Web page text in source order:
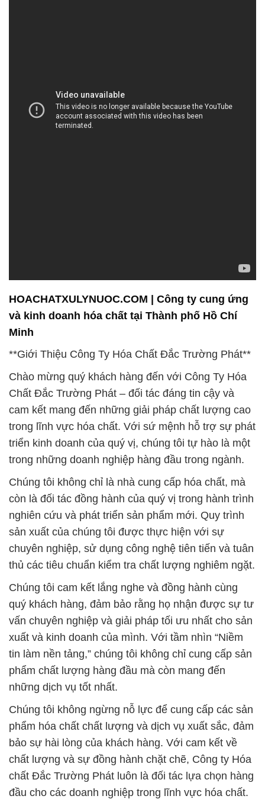
HOACHATXULYNUOC.COM | Công ty cung ứng
và kinh doanh hóa chất tại Thành phố Hồ Chí
Minh
**Giới Thiệu Công Ty Hóa Chất Đắc Trường Phát**
Chào mừng quý khách hàng đến với Công Ty Hóa
Chất Đắc Trường Phát – đối tác đáng tin cậy và
cam kết mang đến những giải pháp chất lượng cao
trong lĩnh vực hóa chất. Với sứ mệnh hỗ trợ sự phát
triển kinh doanh của quý vị, chúng tôi tự hào là một
trong những doanh nghiệp hàng đầu trong ngành.
Chúng tôi không chỉ là nhà cung cấp hóa chất, mà
còn là đối tác đồng hành của quý vị trong hành trình
nghiên cứu và phát triển sản phẩm mới. Quy trình
sản xuất của chúng tôi được thực hiện với sự
chuyên nghiệp, sử dụng công nghệ tiên tiến và tuân
thủ các tiêu chuẩn kiểm tra chất lượng nghiêm ngặt.
Chúng tôi cam kết lắng nghe và đồng hành cùng
quý khách hàng, đảm bảo rằng họ nhận được sự tư
vấn chuyên nghiệp và giải pháp tối ưu nhất cho sản
xuất và kinh doanh của mình. Với tầm nhìn “Niềm
tin làm nền tảng,” chúng tôi không chỉ cung cấp sản
phẩm chất lượng hàng đầu mà còn mang đến
những dịch vụ tốt nhất.
Chúng tôi không ngừng nỗ lực để cung cấp các sản
phẩm hóa chất chất lượng và dịch vụ xuất sắc, đảm
bảo sự hài lòng của khách hàng. Với cam kết về
chất lượng và sự đồng hành chặt chẽ, Công ty Hóa
chất Đắc Trường Phát luôn là đối tác lựa chọn hàng
đầu cho các doanh nghiệp trong lĩnh vực hóa chất.